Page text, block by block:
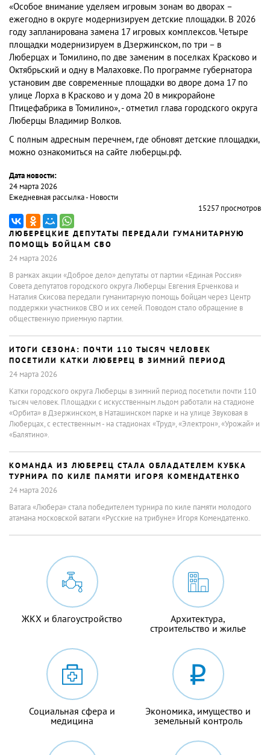
«Особое внимание уделяем игровым зонам во дворах –
ежегодно в округе модернизируем детские площадки. В 2026
году запланирована замена 17 игровых комплексов. Четыре
площадки модернизируем в Дзержинском, по три – в
Люберцах и Томилино, по две заменим в поселках Красково и
Октябрьский и одну в Малаховке. По программе губернатора
установим две современные площадки во дворе дома 17 по
улице Лорха в Красково и у дома 20 в микрорайоне
Птицефабрика в Томилино», - отметил глава городского округа
Люберцы Владимир Волков.
С полным адресным перечнем, где обновят детские площадки,
можно ознакомиться на сайте люберцы.рф.
Дата новости:
24 марта 2026
Ежедневная рассылка - Новости
15257 просмотров
ЛЮБЕРЕЦКИЕ ДЕПУТАТЫ ПЕРЕДАЛИ ГУМАНИТАРНУЮ
ПОМОЩЬ БОЙЦАМ СВО
24 марта 2026
В рамках акции «Доброе дело» депутаты от партии «Единая Россия»
Совета депутатов городского округа Люберцы Евгения Ерченкова и
Наталия Скисова передали гуманитарную помощь бойцам через Центр
поддержки участников СВО и их семей. Поводом стало обращение в
общественную приемную партии.
ИТОГИ СЕЗОНА: ПОЧТИ 110 ТЫСЯЧ ЧЕЛОВЕК
ПОСЕТИЛИ КАТКИ ЛЮБЕРЕЦ В ЗИМНИЙ ПЕРИОД
24 марта 2026
Катки городского округа Люберцы в зимний период посетили почти 110
тысяч человек. Площадки с искусственным льдом работали на стадионе
«Орбита» в Дзержинском, в Наташинском парке и на улице Звуковая в
Люберцах, с естественным - на стадионах «Труд», «Электрон», «Урожай» и
«Балятино».
КОМАНДА ИЗ ЛЮБЕРЕЦ СТАЛА ОБЛАДАТЕЛЕМ КУБКА
ТУРНИРА ПО КИЛЕ ПАМЯТИ ИГОРЯ КОМЕНДАТЕНКО
24 марта 2026
Ватага «Любера» стала победителем турнира по киле памяти молодого
атамана московской ватаги «Русские на трибуне» Игоря Комендатенко.
ЖКХ и благоустройство
Архитектура,
строительство и жилье
Социальная сфера и
медицина
Экономика, имущество и
земельный контроль